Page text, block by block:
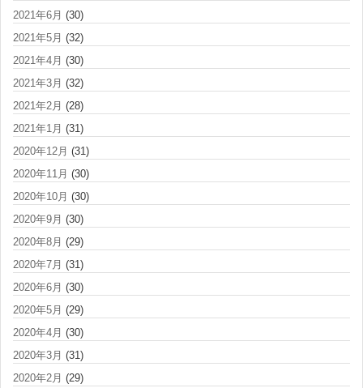
2021年6月 (30)
2021年5月 (32)
2021年4月 (30)
2021年3月 (32)
2021年2月 (28)
2021年1月 (31)
2020年12月 (31)
2020年11月 (30)
2020年10月 (30)
2020年9月 (30)
2020年8月 (29)
2020年7月 (31)
2020年6月 (30)
2020年5月 (29)
2020年4月 (30)
2020年3月 (31)
2020年2月 (29)